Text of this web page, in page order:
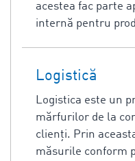
acestea fac parte
internă pentru
Logistică
Logistica este un
mărfurilor de la
clienţi. Prin
măsurile conform